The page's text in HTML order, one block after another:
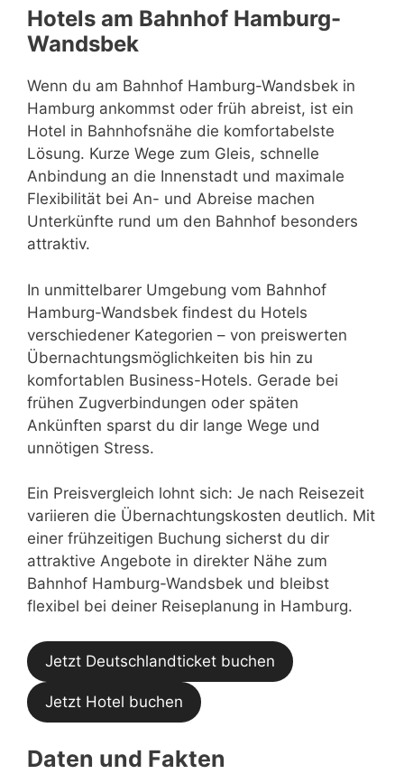
Hotels am Bahnhof Hamburg-
Wandsbek
Wenn du am Bahnhof Hamburg-Wandsbek in
Hamburg ankommst oder früh abreist, ist ein
Hotel in Bahnhofsnähe die komfortabelste
Lösung. Kurze Wege zum Gleis, schnelle
Anbindung an die Innenstadt und maximale
Flexibilität bei An- und Abreise machen
Unterkünfte rund um den Bahnhof besonders
attraktiv.
In unmittelbarer Umgebung vom Bahnhof
Hamburg-Wandsbek findest du Hotels
verschiedener Kategorien – von preiswerten
Übernachtungsmöglichkeiten bis hin zu
komfortablen Business-Hotels. Gerade bei
frühen Zugverbindungen oder späten
Ankünften sparst du dir lange Wege und
unnötigen Stress.
Ein Preisvergleich lohnt sich: Je nach Reisezeit
variieren die Übernachtungskosten deutlich. Mit
einer frühzeitigen Buchung sicherst du dir
attraktive Angebote in direkter Nähe zum
Bahnhof Hamburg-Wandsbek und bleibst
flexibel bei deiner Reiseplanung in Hamburg.
Jetzt Deutschlandticket buchen
Jetzt Hotel buchen
Daten und Fakten